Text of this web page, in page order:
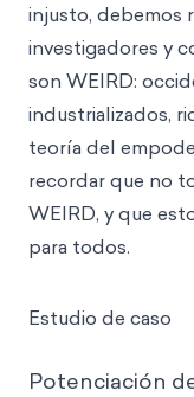
injusto, debemos
investigadores y
son WEIRD:
industrializados,
teoría del
recordar que no
WEIRD, y que
para todos.
Estudio de caso
Potenciación